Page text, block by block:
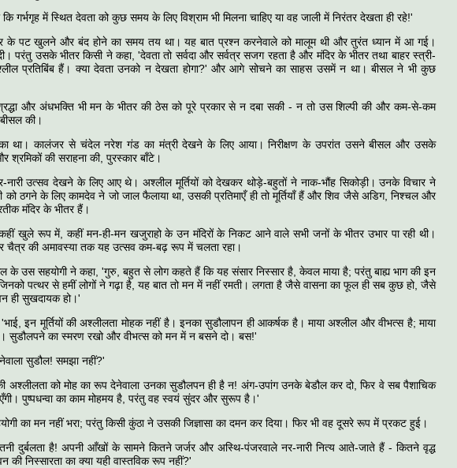
कि गर्भगृह में स्थित देवता को कुछ समय के लिए विश्राम भी मिलना चाहिए या वह जाली में निरंतर देखता ही रहे!'
के पट खुलने और बंद होने का समय तय था। यह बात प्रश्न करनेवाले को मालूम थी और तुरंत ध्यान में आ गई।
परंतु उसके भीतर किसी ने कहा, 'देवता तो सर्वदा और सर्वत्र सजग रहता है और मंदिर के भीतर तथा बाहर स्त्री-
प्रतिबिंब हैं। क्या देवता उनको न देखता होगा?' और आगे सोचने का साहस उसमें न था। बीसल ने भी कुछ
और अंधभक्ति भी मन के भीतर की ठेस को पूरे प्रकार से न दबा सकी - न तो उस शिल्पी की और कम-से-कम
की।
था। कालंजर से चंदेल नरेश गंड का मंत्री देखने के लिए आया। निरीक्षण के उपरांत उसने बीसल और उसके
श्रमिकों की सराहना की, पुरस्कार बाँटे।
नारी उत्सव देखने के लिए आए थे। अश्लील मूर्तियों को देखकर थोड़े-बहुतों ने नाक-भौंह सिकोड़ी। उनके विचार ने
को ठगने के लिए कामदेव ने जो जाल फैलाया था, उसकी प्रतिमाएँ ही तो मूर्तियाँ हैं और शिव जैसे अडिग, निश्चल और
मंदिर के भीतर हैं।
खुले रूप में, कहीं मन-ही-मन खजुराहो के उन मंदिरों के निकट आने वाले सभी जनों के भीतर उभार पा रही थी।
चैत्र की अमावस्या तक यह उत्सव कम-बढ़ रूप में चलता रहा।
के उस सहयोगी ने कहा, 'गुरु, बहुत से लोग कहते हैं कि यह संसार निस्सार है, केवल माया है; परंतु बाह्य भाग की इन
पत्थर से हमीं लोगों ने गढ़ा है, यह बात तो मन में नहीं रमती। लगता है जैसे वासना का फूल ही सब कुछ हो, जैसे
ही सुखदायक हो।'
'भाई, इन मूर्तियों की अश्लीलता मोहक नहीं है। इनका सुडौलापन ही आकर्षक है। माया अश्लील और वीभत्स है; माया
सुडौलपने का स्मरण रखो और वीभत्स को मन में न बसने दो। बस!'
सुडौल! समझा नहीं?'
की अश्लीलता को मोह का रूप देनेवाला उनका सुडौलपन ही है न! अंग-उपांग उनके बेडौल कर दो, फिर वे सब पैशाचिक
पुष्पधन्वा का काम मोहमय है, परंतु वह स्वयं सुंदर और सुरूप है।'
का मन नहीं भरा; परंतु किसी कुंठा ने उसकी जिज्ञासा का दमन कर दिया। फिर भी वह दूसरे रूप में प्रकट हुई।
दुर्बलता है! अपनी आँखों के सामने कितने जर्जर और अस्थि-पंजरवाले नर-नारी नित्य आते-जाते हैं - कितने वृद्ध
की निस्सारता का क्या यही वास्तविक रूप नहीं?'